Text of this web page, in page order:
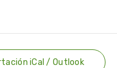
iCal / Outlook